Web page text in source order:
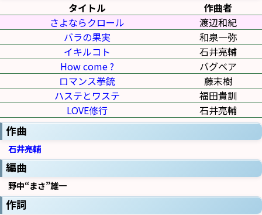
タイトル
作曲者
さよならクロール
渡辺和紀
バラの果実
和泉一弥
イキルコト
石井亮輔
How come ?
バグベア
ロマンス拳銃
藤末樹
ハステとワステ
福田貴訓
LOVE修行
石井亮輔
作曲
石井亮輔
編曲
野中“まさ”雄一
作詞